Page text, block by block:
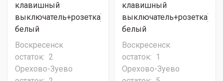
клавишный
выключатель+розетка)
белый
Воскресенск
остаток: 2
Орехово-Зуево
клавишный
выключатель+розетка)
белый
Воскресенск
остаток: 1
Орехово-Зуево